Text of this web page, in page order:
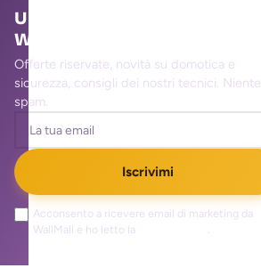
Unisciti alla community
WallMall
Offerte riservate, novità su domotica e
sicurezza, consigli dei nostri tecnici. Niente
spam.
Iscrivimi
Acconsento a ricevere email di marketing da
WallMall e ho letto la
.